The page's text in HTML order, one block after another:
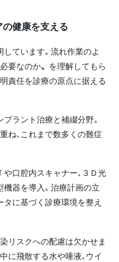
の健康を支える
ています。流れ作業のよ
要なのか〟を理解してもら
責任を診療の原点に据える
ラント治療と補綴分野。
ね、これまで数多くの難症
口腔内スキャナー、３Ｄ光
器を導入。治療計画の立
タに基づく診療環境を整え
リスクへの配慮は欠かせま
に飛散する水や唾液、ウイ